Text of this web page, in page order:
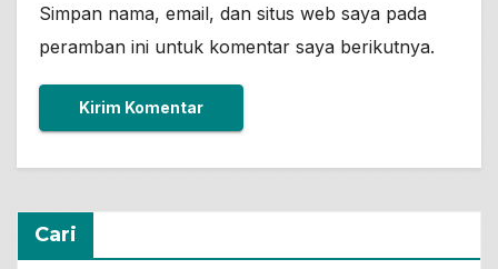
Simpan nama, email, dan situs web saya pada
peramban ini untuk komentar saya berikutnya.
Cari